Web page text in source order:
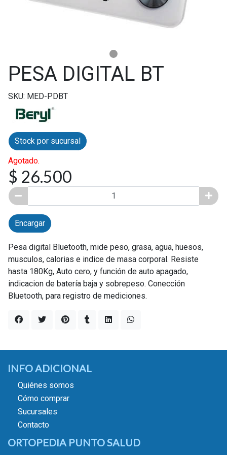
PESA DIGITAL BT
SKU: MED-PDBT
Stock por sucursal
Agotado.
$ 26.500
Encargar
Pesa digital Bluetooth, mide peso, grasa, agua, huesos,
musculos, calorias e indice de masa corporal. Resiste
hasta 180Kg, Auto cero, y función de auto apagado,
indicacion de batería baja y sobrepeso. Conección
Bluetooth, para registro de mediciones.
INFO ADICIONAL
Quiénes somos
Cómo comprar
Sucursales
Contacto
ORTOPEDIA PUNTO SALUD